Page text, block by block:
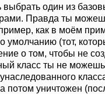
один из
Правда ты
как в моём
умолчанию (тот,
о том, чтобы не
класс ты не
потом уничтожен